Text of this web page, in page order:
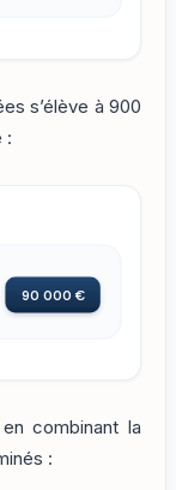
s’élève à 900
:
90 000 €
combinant la
: